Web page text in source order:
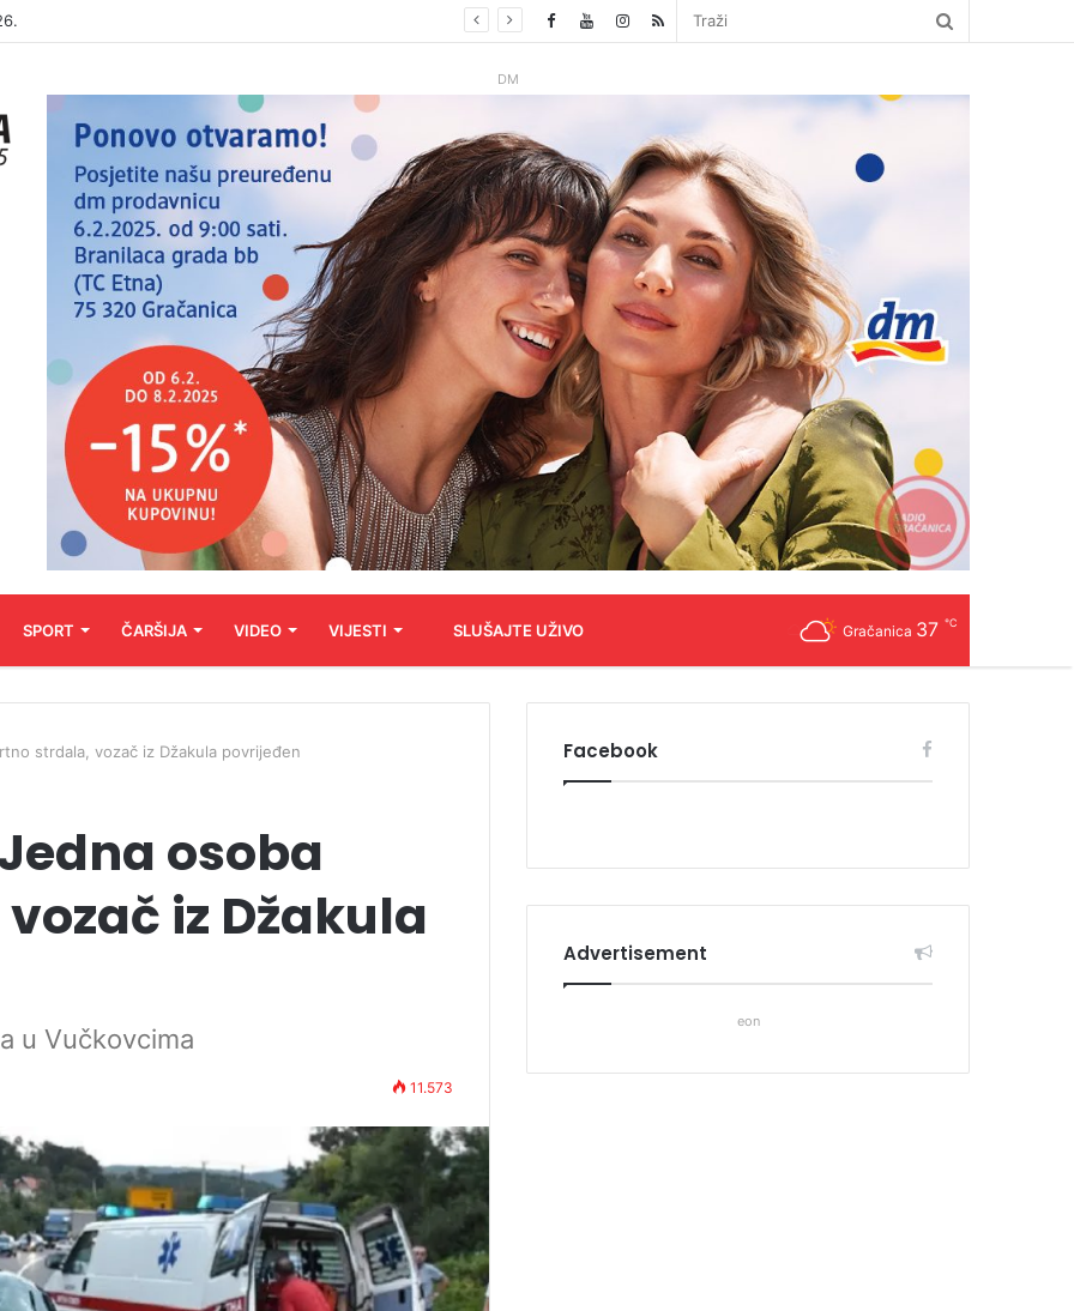
DM
SPORT ČARŠIJA VIDEO VIJESTI SLUŠAJTE UŽIVO Gračanica 37 ℃
strdala, vozač iz Džakula povrijeđen
osoba
iz Džakula
u Vučkovcima
11.573
Facebook
Advertisement
eon